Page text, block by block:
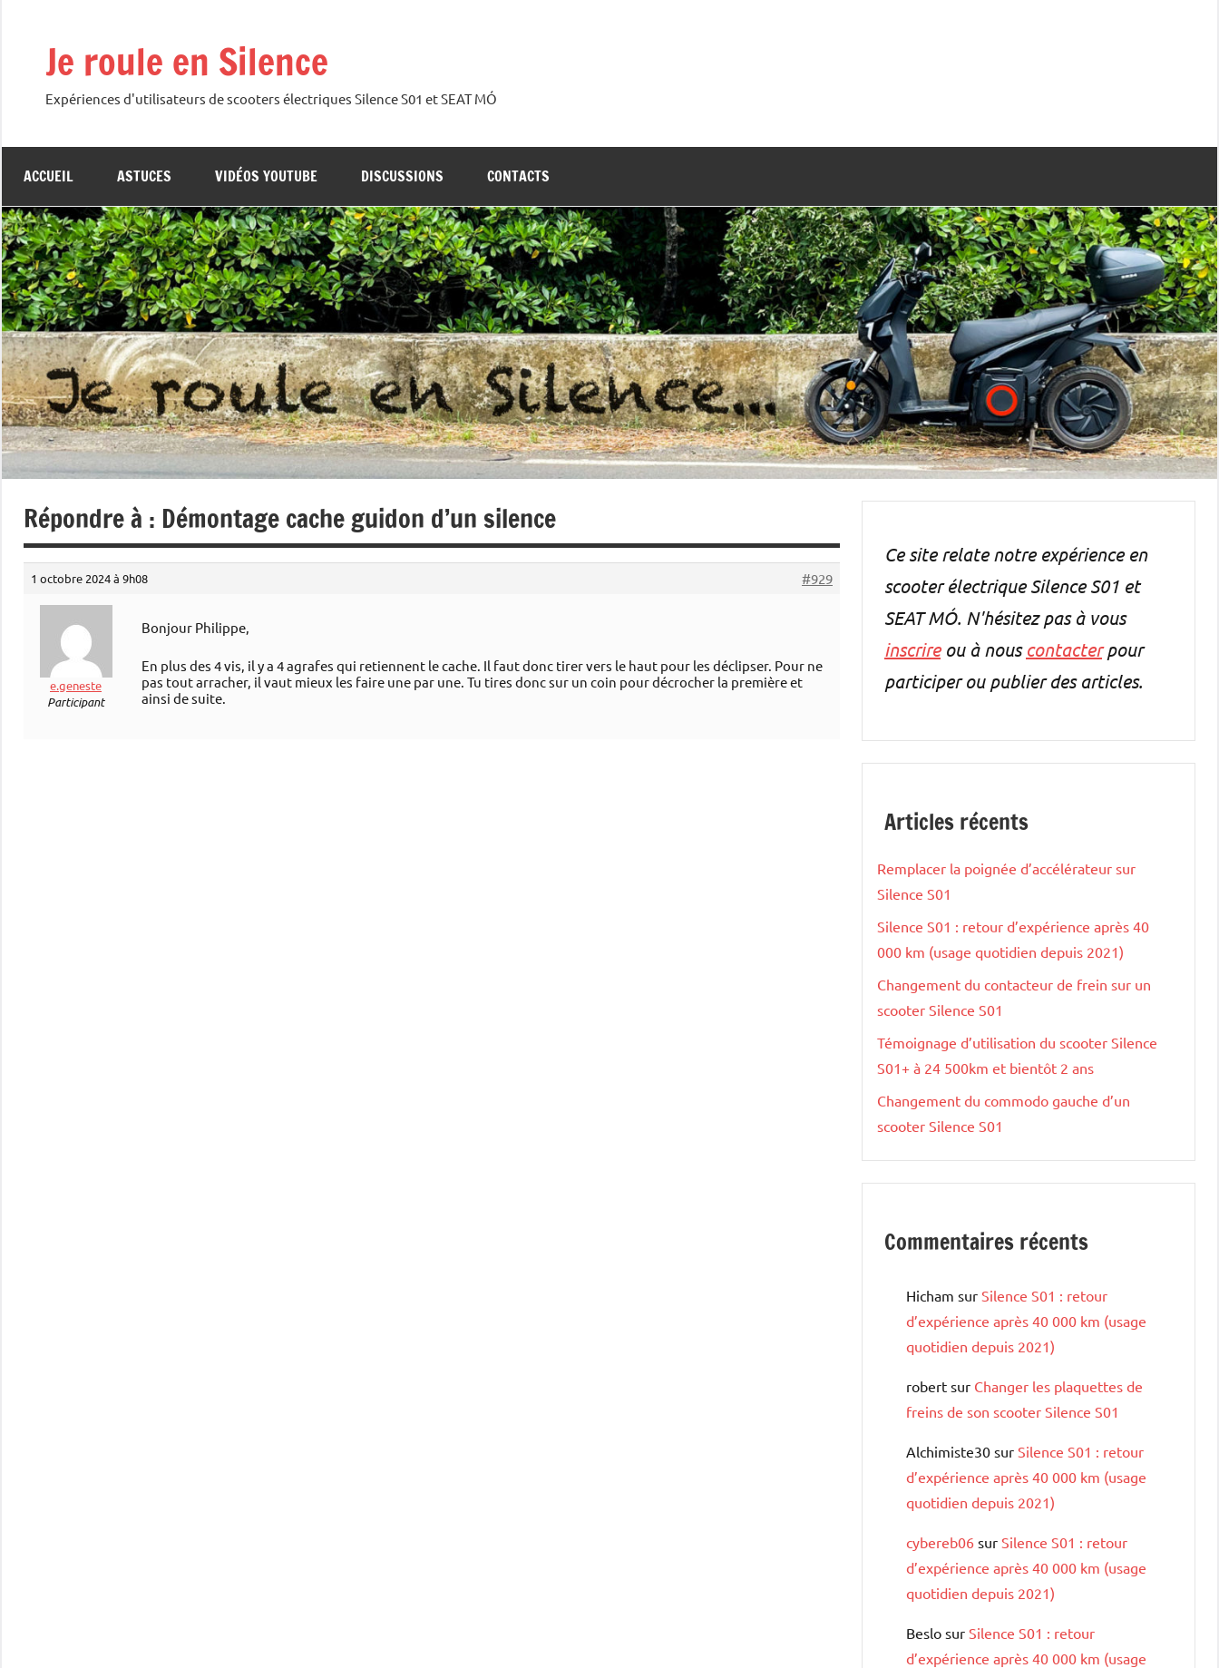
Je roule en Silence
Expériences d'utilisateurs de scooters électriques Silence S01 et SEAT MÓ
ACCUEIL ASTUCES VIDÉOS YOUTUBE DISCUSSIONS CONTACTS
Répondre à : Démontage cache guidon d’un silence
1 octobre 2024 à 9h08 #929
e.geneste
Participant
Bonjour Philippe,
En plus des 4 vis, il y a 4 agrafes qui retiennent le cache. Il faut donc tirer vers le haut pour les déclipser. Pour ne
pas tout arracher, il vaut mieux les faire une par une. Tu tires donc sur un coin pour décrocher la première et
ainsi de suite.
Ce site relate notre expérience en
scooter électrique Silence S01 et
SEAT MÓ. N'hésitez pas à vous
inscrireou à nous contacterpour
participer ou publier des articles.
Articles récents
Remplacer la poignée d’accélérateur sur
Silence S01
Silence S01 : retour d’expérience après 40
000 km (usage quotidien depuis 2021)
Changement du contacteur de frein sur un
scooter Silence S01
Témoignage d’utilisation du scooter Silence
S01+ à 24 500km et bientôt 2 ans
Changement du commodo gauche d’un
scooter Silence S01
Commentaires récents
Hicham sur Silence S01 : retour
d’expérience après 40 000 km (usage
quotidien depuis 2021)
robert sur Changer les plaquettes de
freins de son scooter Silence S01
Alchimiste30 sur Silence S01 : retour
d’expérience après 40 000 km (usage
quotidien depuis 2021)
cybereb06 sur Silence S01 : retour
d’expérience après 40 000 km (usage
quotidien depuis 2021)
Beslo sur Silence S01 : retour
d’expérience après 40 000 km (usage